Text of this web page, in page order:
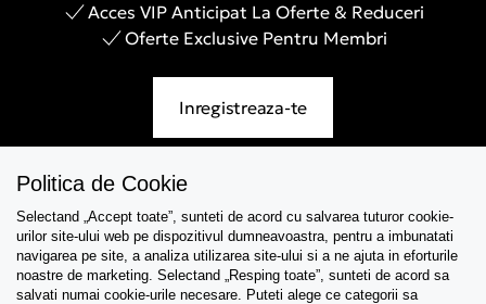
Acces VIP Anticipat La Oferte & Reduceri
Oferte Exclusive Pentru Membri
Inregistreaza-te
Asistenta
Colectii
Politica de Cookie
Selectand „Accept toate”, sunteti de acord cu salvarea tuturor cookie-
urilor site-ului web pe dispozitivul dumneavoastra, pentru a imbunatati
navigarea pe site, a analiza utilizarea site-ului si a ne ajuta in eforturile
noastre de marketing. Selectand „Resping toate”, sunteti de acord sa
salvati numai cookie-urile necesare. Puteti alege ce categorii sa